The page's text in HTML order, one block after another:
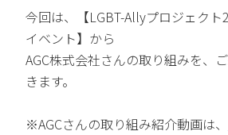
今回は、【LGBT-Allyプロジェクト
イベント】から
AGC株式会社さんの取り組みを、
きます。
※AGCさんの取り組み紹介動画は、